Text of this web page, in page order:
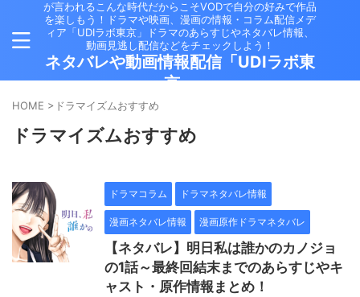
が言われるこんな時代だからこそVODで自分の好みで作品
を楽しもう！ドラマや映画、漫画の情報・コラム配信メデ
ィア「UDIラボ東京」ドラマのあらすじやネタバレ情報、
動画見逃し配信などをチェックしよう！
ネタバレや動画情報配信「UDIラボ東
京」
HOME > ドラマイズムおすすめ
ドラマイズムおすすめ
ドラマコラム ドラマネタバレ情報
漫画ネタバレ情報 漫画原作ドラマネタバレ
【ネタバレ】明日私は誰かのカノジョ
の1話～最終回結末までのあらすじやキ
ャスト・原作情報まとめ！